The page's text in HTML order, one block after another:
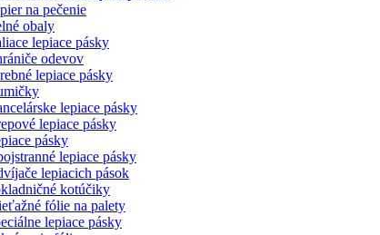
na pečenie
obaly
lepiace pásky
odevov
lepiace pásky
lepiace pásky
lepiace pásky
pásky
lepiace pásky
lepiacich pások
kotúčiky
fólie na palety
lepiace pásky